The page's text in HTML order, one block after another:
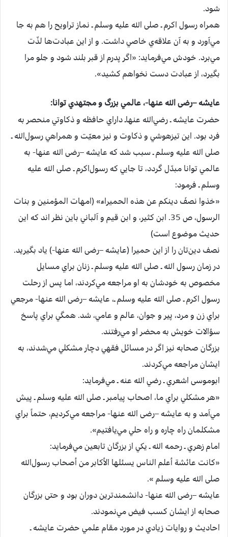
شود.
همراه‌ رسول‌ اكرم‌ ـ صلی الله علیه وسلم ـ نماز تراويح‌ را هم‌ به‌ جا
مي‌آورد و به‌ آن‌ علاقه‌ي‌ خاصي‌ داشت‌. و از اين‌ عبادت‌ها لذّت‌
مي‌برد. خودش‌ مي‌فرمايد: «اگر پدرم‌ از قبر بلند شود و جلو مرا
بگيرد، از عبادت‌ دست‌ نخواهم‌ كشيد».
عايشه –رضی الله عنها-‌، عالمي‌ بزرگ‌ و مجتهدي‌ توانا:
حضرت‌ عايشه ـ رضي‌الله عنهاـ داراي‌ حافظه‌ و ذكاوتي‌ منحصر به‌
فرد بود. اين‌ تيزهوشي‌ و ذكاوت‌ و نيز معيّت‌ و همراهي‌ رسول‌الله ـ
صلی الله علیه وسلم ـ سبب‌ شد كه‌ عايشه –رضی الله عنها-‌ به‌
عالمي‌ توانا مبدّل‌ گردد، تا جايي‌ كه‌ رسول‌اكرم‌ ـ صلی الله علیه
وسلم ـ فرمود:
«خذوا نصف‌َ دينكم‌ عن‌ هذه‌ الحميراء» (امهات‌ المؤمنين‌ و بنات‌
الرسول‌، ص‌ 35. ابن كثير، و ابن قيم و آلباني باین نظر اند که این
حدیث موضوع است)
نصف‌ دين‌تان‌ را از اين‌ حميرا (عايشه –رضی الله عنها-‌) ياد بگيريد.
در زمان‌ رسول‌ الله ـ صلی الله علیه وسلم ـ زنان‌ براي‌ مسايل‌
مخصوص‌ به‌ خودشان‌ به‌ او مراجعه‌ مي‌كردند، اما پس‌ از رحلت‌
رسول‌ اكرم‌ ـ صلی الله علیه وسلم ـ، عايشه –رضی الله عنها-‌ مرجعي‌
براي‌ زن‌ و مرد، پير و جوان‌، عالم‌ و عامي‌، شد. همگي‌ براي‌ پاسخ‌
سؤالات‌ خويش‌ به‌ محضر او مي‌رفتند.
بزرگان‌ صحابه‌ نيز اگر در مسائل‌ فقهي‌ دچار مشكلي‌ مي‌شدند، به‌
ايشان‌ مراجعه‌ مي‌كردند.
ابوموسی‌ اشعري‌ ـ رضي الله عنه ـ مي‌فرمايد:
«هر مشكلي‌ براي‌ ما، اصحاب‌ پيامبر ـ صلی الله علیه وسلم ـ پيش‌
مي‌آمد و به‌ عايشه –رضی الله عنها-‌ مراجعه‌ مي‌كرديم‌، حتماً براي‌
مشكلمان‌ راه‌ چاره‌ و راه حلي‌ مي‌يافتيم‌».
امام‌ زهري‌ ـ رحمه الله ـ يكي‌ از بزرگان‌ تابعين‌ مي‌فرمايد:
«كانت‌ عائشة أعلم‌ الناس‌ يسئلها الأكابر من‌ أصحاب‌ رسول‌الله
صلی الله علیه وسلم ».
عايشه –رضی الله عنها-‌ دانشمندترين‌ دوران‌ بود و حتی‌ بزرگان‌
صحابه‌ از ايشان‌ كسب‌ فيض‌ مي‌نمودند.
احاديث‌ و روايات‌ زيادي‌ در مورد مقام‌ علمي‌ حضرت‌ عايشه ـ